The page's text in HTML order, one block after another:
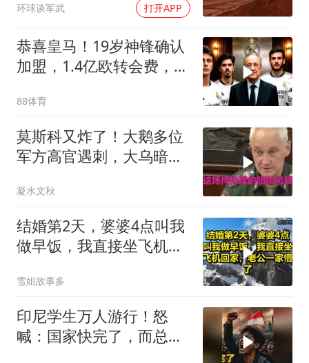
环球谈军武 打开APP
恭喜皇马！19岁神锋确认
加盟，1.4亿欧转会费，维
88体育
莫斯科又炸了！大鹅多位
军方高官遇刺，大乌暗杀
凝水文秋
结婚第2天，婆婆4点叫我
做早饭，我直接坐飞机回
雪姐故事多
印尼学生万人游行！怒
喊：国家快完了，而总统